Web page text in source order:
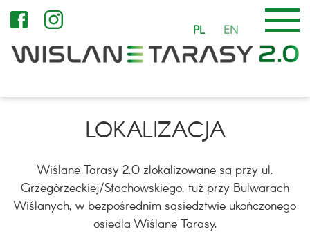
EN
PL
LOKALIZACJA
Wiślane Tarasy 2.0 zlokalizowane są przy ul.
Grzegórzeckiej/Stachowskiego, tuż przy Bulwarach
Wiślanych, w bezpośrednim sąsiedztwie ukończonego
osiedla Wiślane Tarasy.